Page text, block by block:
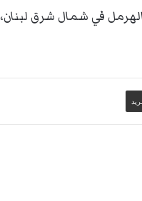
في شمال شرق